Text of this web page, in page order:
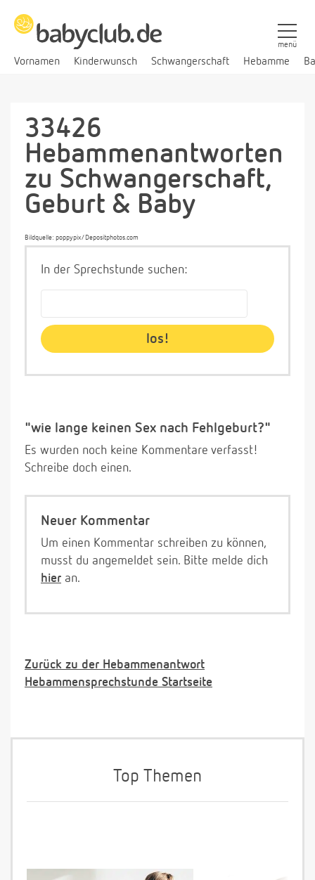
Vornamen Kinderwunsch Schwangerschaft Hebamme
menü
33426
Hebammenantworten
zu Schwangerschaft,
Geburt & Baby
Bildquelle: poppypix/Depositphotos.com
In der Sprechstunde suchen:
"wie lange keinen Sex nach Fehlgeburt?"
Es wurden noch keine Kommentare verfasst!
Schreibe doch einen.
Neuer Kommentar
Um einen Kommentar schreiben zu können,
musst du angemeldet sein. Bitte melde dich
hier an.
Zurück zu der Hebammenantwort
Hebammensprechstunde Startseite
Top Themen